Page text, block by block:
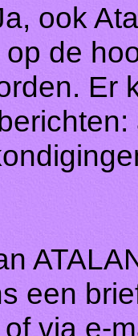
ook
de
Er
een
via e-